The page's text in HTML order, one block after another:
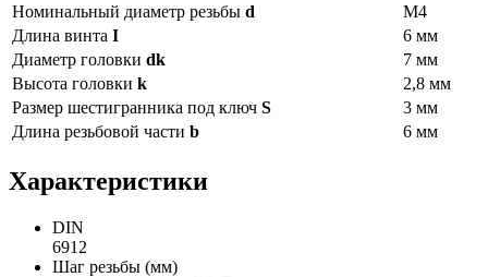
Номинальный диаметр резьбы d
М4
Длина винта I
6 мм
Диаметр головки dk
7 мм
Высота головки k
2,8 мм
Размер шестигранника под ключ S
3 мм
Длина резьбовой части b 6 мм
Характеристики
DIN
6912
Шаг резьбы (мм)